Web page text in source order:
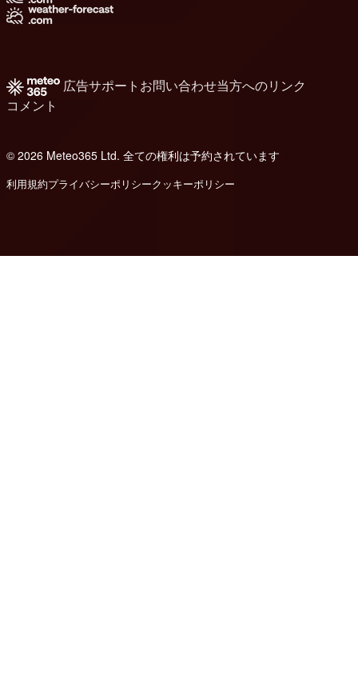
広告サポート お問い合わせ当方へのリンク
コメント
© 2026 Meteo365 Ltd. 全ての権利は予約されています
利用規約プライバシーポリシークッキーポリシー